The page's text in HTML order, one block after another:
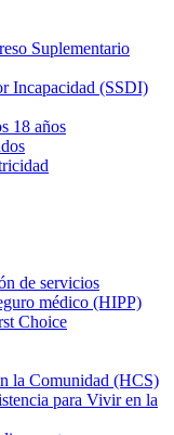
Suplementario
Incapacidad (SSDI)
18 años
de servicios
médico (HIPP)
Choice
la Comunidad (HCS)
para Vivir en la